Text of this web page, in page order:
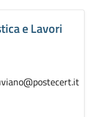
e Lavori